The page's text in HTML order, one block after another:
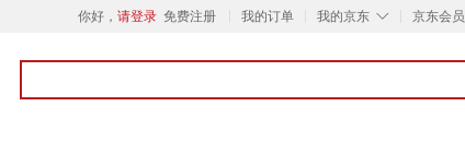
你好， 请登录 免费注册 我的订单 ◇
我的京东 京东会员